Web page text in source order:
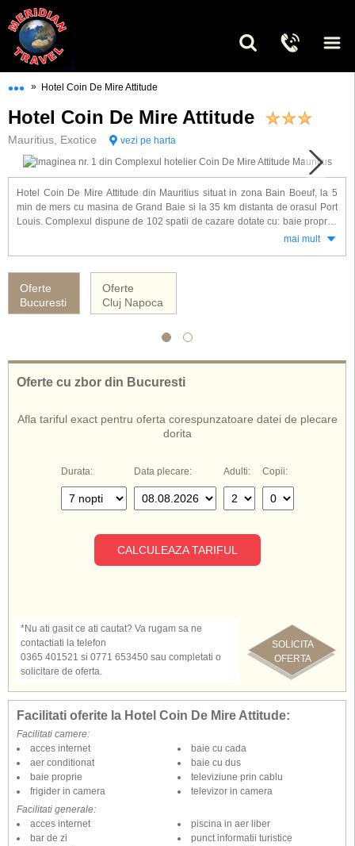
••• » Hotel Coin De Mire Attitude
Hotel Coin De Mire Attitude
Mauritius, Exotice vezi pe harta
Hotel Coin De Mire Attitude din Mauritius situat in zona Bain Boeuf, la 5
min de mers cu masina de Grand Baie si la 35 km distanta de orasul Port
Louis. Complexul dispune de 102 spatii de cazare dotate cu: baie proprie,
tenis, centru Spa, fitness, miniclub perntru copii, ambarcatiuni cu fundul
transparent. Stanca Coin de Mire se afla chiar in fata complexului.
mai mult
Oferte
Bucuresti
Oferte
Cluj Napoca
Oferte cu zbor din Bucuresti
Afla tariful exact pentru oferta corespunzatoare datei de plecare
dorita
Durata: Data plecare: Adulti: Copii:
CALCULEAZA TARIFUL
SOLICITA
OFERTA
*Nu ati gasit ce ati cautat? Va rugam sa ne
contactiati la telefon
0365 401521 si 0771 653450 sau completati o
solicitare de oferta.
Facilitati oferite la Hotel Coin De Mire Attitude:
Facilitati camere:
acces internet
aer conditionat
baie cu cada
baie cu dus
baie proprie
frigider in camera
televiziune prin cablu
televizor in camera
Facilitati generale:
acces internet
bar de zi
piscina in aer liber
punct informatii turistice